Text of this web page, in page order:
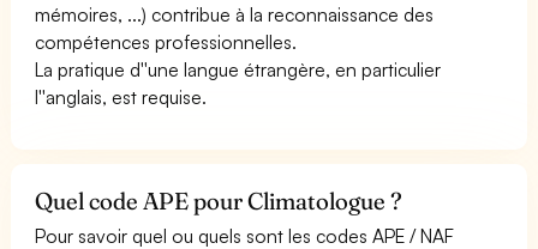
mémoires, ...) contribue à la reconnaissance des
compétences professionnelles.
La pratique d''une langue étrangère, en particulier
l''anglais, est requise.
Quel code APE pour Climatologue ?
Pour savoir quel ou quels sont les codes APE / NAF